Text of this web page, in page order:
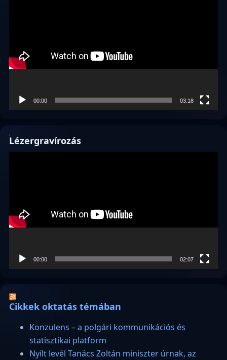
00:00 03:18
Lézergravírozás
00:00 02:07
Cikkek oktatás témában
Konzulens – a polgári kommunikációs és
statisztikai platform
Nyílt levél Tanács Zoltán miniszter úrnak, az